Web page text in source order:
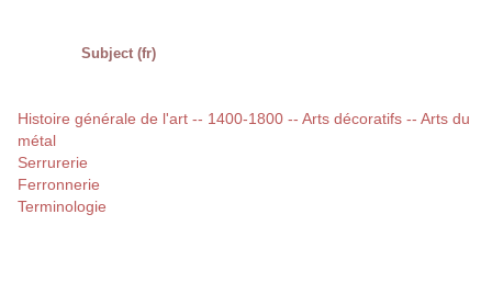
Subject (fr)
Histoire générale de l'art -- 1400-1800 -- Arts décoratifs -- Arts du
métal
Serrurerie
Ferronnerie
Terminologie